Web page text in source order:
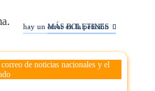
de noticias nacionales y el
MÁS BOLETINES
hay un error en la petición